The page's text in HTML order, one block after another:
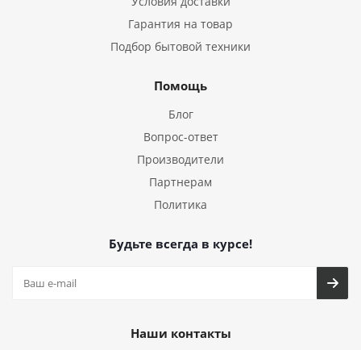
Гарантия на товар
Подбор бытовой техники
Помощь
Блог
Вопрос-ответ
Производители
Партнерам
Политика
Будьте всегда в курсе!
Наши контакты